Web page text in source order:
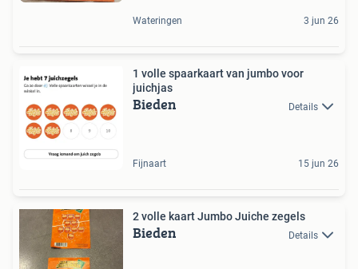
Wateringen 3 jun 26
1 volle spaarkaart van jumbo voor
juichjas
Bieden Details
Fijnaart 15 jun 26
2 volle kaart Jumbo Juiche zegels
Bieden Details